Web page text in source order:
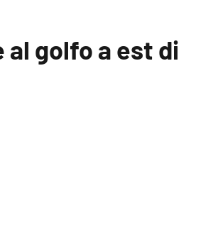
al golfo a est di